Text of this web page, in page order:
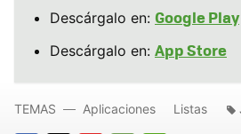
Descárgalo en: Google Play
Descárgalo en: App Store
TEMAS Aplicaciones Listas